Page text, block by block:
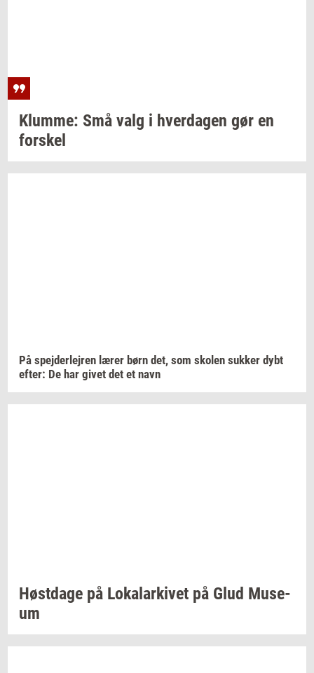
Klum­me: Små valg i hver­da­gen gør en
for­skel
På spej­der­lej­ren lærer børn det, som sko­len suk­ker dybt
efter: De har givet det et navn
Høst­da­ge på Lo­ka­lar­ki­vet på Glud Mu­se­
um